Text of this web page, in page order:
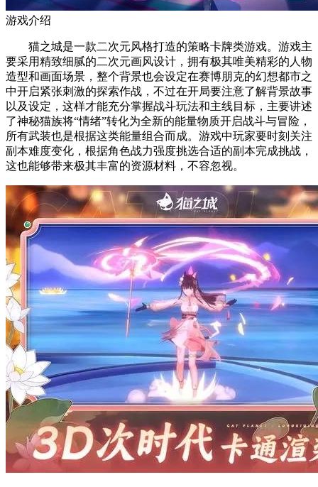
游戏介绍
猫之城是一款二次元风格打造的策略卡牌类游戏。游戏主
要采用精致细腻的二次元画风设计，拥有极其唯美精彩的人物
造型和画面场景，整个背景也会设定在赛博朋克的幻想都市之
中开启紧张刺激的探索作战，不过在开局要注意了解背景故事
以及设定，这样才能充分掌握战斗玩法和主线目标，主要讲述
了神秘猫族将“情绪”转化为全新的能量物质开启战斗与冒险，
所有武装也是根据这类能量组合而成。游戏中玩家要时刻关注
副本难度变化，根据角色战力强度挑选合适的副本完成挑战，
这也能够带来极其丰富的资源材料，不容忽视。